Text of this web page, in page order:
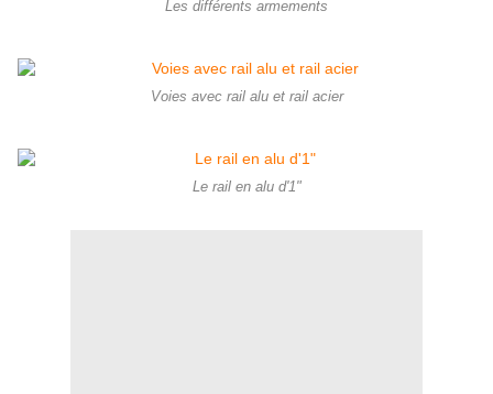
Les différents armements
Voies avec rail alu et rail acier
Le rail en alu d'1"